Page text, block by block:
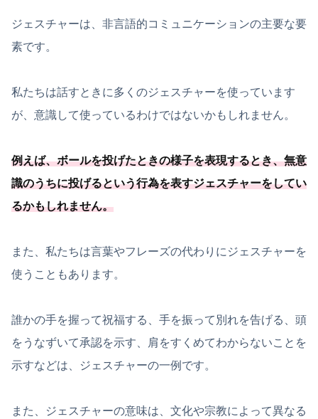
ジェスチャーは、非言語的コミュニケーションの主要な要
素です。
私たちは話すときに多くのジェスチャーを使っています
が、意識して使っているわけではないかもしれません。
例えば、ボールを投げたときの様子を表現するとき、無意
識のうちに投げるという行為を表すジェスチャーをしてい
るかもしれません。
また、私たちは言葉やフレーズの代わりにジェスチャーを
使うこともあります。
誰かの手を握って祝福する、手を振って別れを告げる、頭
をうなずいて承認を示す、肩をすくめてわからないことを
示すなどは、ジェスチャーの一例です。
また、ジェスチャーの意味は、文化や宗教によって異なる